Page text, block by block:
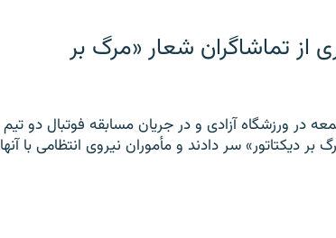
از تماشاگران شعار «مرگ بر
در ورزشگاه آزادی و در جریان مسابقه فوتبال دو تیم
بر دیکتاتور» سر دادند و مأموران نیروی انتظامی با آنها